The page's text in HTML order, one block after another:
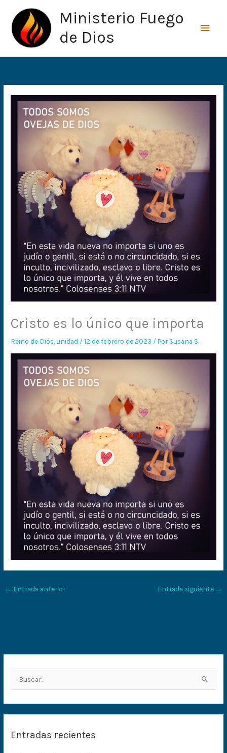
contenido
Ministerio Fuego
de Dios
Cristo es lo único que importa
Reino de Dios,unidad /12 de febrero de 2023 / PorSusana S.
← Entrada anterior Entrada siguiente →
a
Entradas recientes